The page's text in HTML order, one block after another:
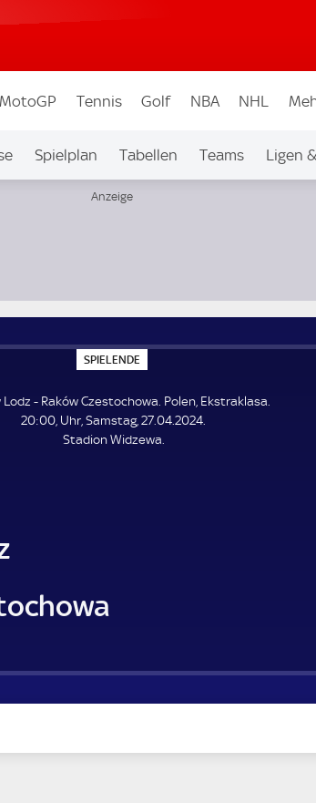
MotoGP Tennis Golf NBA NHL
Spielplan Tabellen Teams Ligen
SPIELENDE
P
E
L
E
N
- Raków Czestochowa. Polen, Ekstraklasa.
20:00, Uhr, Samstag, 27.04.2024.
Stadion Widzewa.